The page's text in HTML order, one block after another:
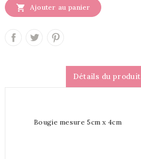
 Ajouter au panier
Détails du produit
Bougie mesure 5cm x 4cm